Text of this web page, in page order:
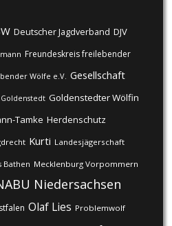
Deutscher Jagdverband DJV
Freundeskreis freilebender
Wölfe e.V. Gesellschaft
Goldenstedt Goldenstedter Wölfin
Tamke Herdenschutz
Kurti Landesjägerschaft
Bathen Mecklenburg Vorpommern
Niedersachsen
Olaf Lies Problemwolf